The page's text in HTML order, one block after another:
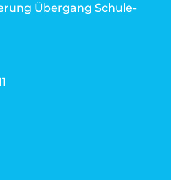
Übergang Schule-